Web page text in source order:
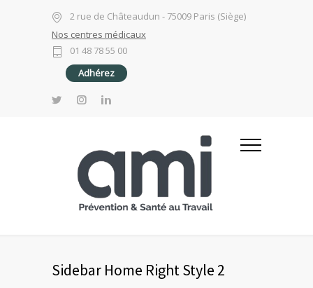
2 rue de Châteaudun - 75009 Paris (Siège)
Nos centres médicaux
01 48 78 55 00
Adhérez
Sidebar Home Right Style 2